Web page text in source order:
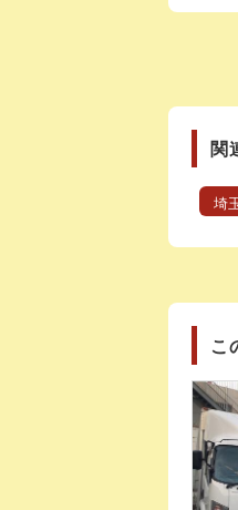
関
埼
こ